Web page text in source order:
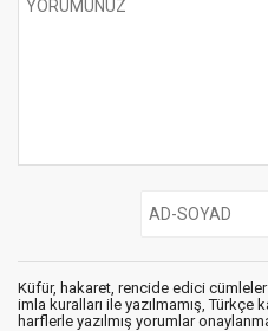
Küfür, hakaret, rencide edici cümleler
imla kuralları ile yazılmamış, Türkçe
harflerle yazılmış yorumlar